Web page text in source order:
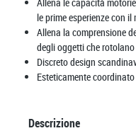
le prime esperienze con
Allena la comprensione
degli oggetti che rotolano
Discreto design
Esteticamente
Descrizione